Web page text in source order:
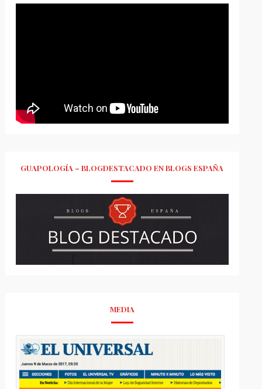
GUAPOLOGÍA – BLOGDESTACADO EN BLOGS ESPAÑA
MEDIA